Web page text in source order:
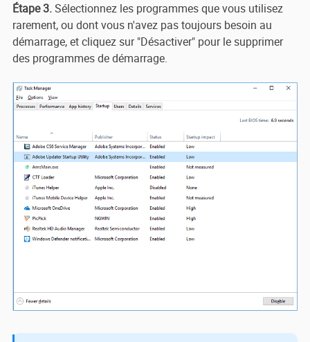
Étape 3.Sélectionnez les programmes que vous utilisez
rarement, ou dont vous n'avez pas toujours besoin au
démarrage, et cliquez sur "Désactiver" pour le supprimer
des programmes de démarrage.